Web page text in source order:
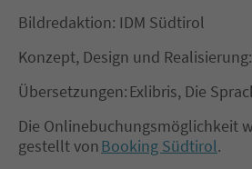
Bildredaktion: IDM Südtirol
Konzept, Design und
Übersetzungen: Exlibris, Die
Die Onlinebuchungsmöglichkeit
gestellt vonBooking Südtirol.